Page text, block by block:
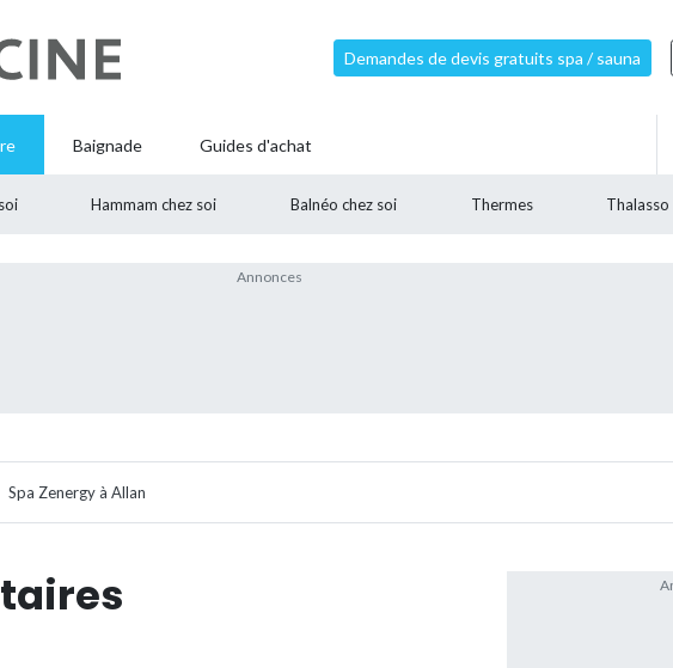
Demandes de devis gratuits spa / sauna
Hammam chez soi Balnéo chez soi Thermes Thalasso
Baignade Guides d'achat
Spa Zenergy à Allan